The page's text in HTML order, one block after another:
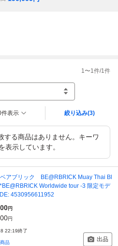
1 〜1 件/1 件
件表示 絞り込み(3)
する商品はありません。キーワ
表示しています。
ベアブリック BE@RBRICK Muay Thai Bl
Worldwide tour -3 限定モデ
4530956611952
円
円
22:19終了
品 出品